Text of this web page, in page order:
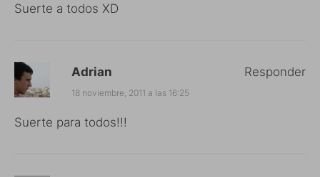
Suerte a todos XD
Adrian
18 noviembre, 2011 a las 16:25
Suerte para todos!!!
Responder